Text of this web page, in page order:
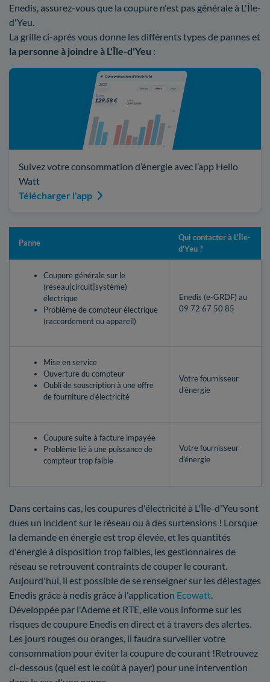
Enedis, assurez-vous que la coupure n'est pas générale à L'Île-
d'Yeu.
La grille ci-après vous donne les différents types de pannes et
la personne à joindre à L'Île-d'Yeu :
Suivez votre consommation d’énergie avec l’app Hello
Watt
Télécharger l'app
Panne
Qui contacter à L'Île-
d'Yeu ?
Coupure générale sur le
(réseau|circuit|système)
électrique
Problème de compteur électrique
(raccordement ou appareil)
Enedis (e-GRDF) au
09 72 67 50 85
Mise en service
Ouverture du compteur
Oubli de souscription à une offre
de fourniture d'électricité
Votre fournisseur
d’énergie
Coupure suite à facture impayée
Problème lié à une puissance de
compteur trop faible
Votre fournisseur
d’énergie
Dans certains cas, les coupures d'électricité à L'Île-d'Yeu sont
dues un incident sur le réseau ou à des surtensions ! Lorsque
la demande en énergie est trop élevée, et les quantités
d'énergie à disposition trop faibles, les gestionnaires de
réseau se retrouvent contraints de couper le courant.
Aujourd'hui, il est possible de se renseigner sur les délestages
Enedis grâce à nedis grâce à l'application Ecowatt.
Développée par l'Ademe et RTE, elle vous informe sur les
risques de coupure Enedis en direct et à travers des alertes.
Les jours rouges ou oranges, il faudra surveiller votre
consommation pour éviter la coupure de courant !Retrouvez
ci-dessous (quel est le coût à payer) pour une intervention